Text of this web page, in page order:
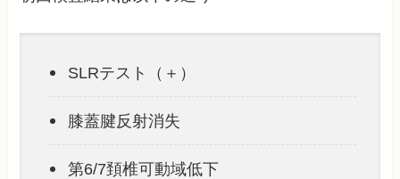
SLRテスト（＋）
膝蓋腱反射消失
第6/7頚椎可動域低下